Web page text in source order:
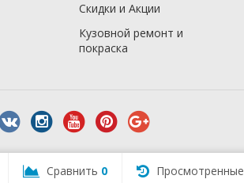
Скидки и Акции
Кузовной ремонт и
покраска
Сравнить 0 Просмотренные